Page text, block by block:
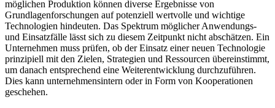
Phase 1 – Entwicklung der Technologie: Lange vor einer
möglichen Produktion können diverse Ergebnisse von
Grundlagenforschungen auf potenziell wertvolle und wichtige
Technologien hindeuten. Das Spektrum möglicher Anwendungs-
und Einsatzfälle lässt sich zu diesem Zeitpunkt nicht abschätzen. Ein
Unternehmen muss prüfen, ob der Einsatz einer neuen Technologie
prinzipiell mit den Zielen, Strategien und Ressourcen übereinstimmt,
um danach entsprechend eine Weiterentwicklung durchzuführen.